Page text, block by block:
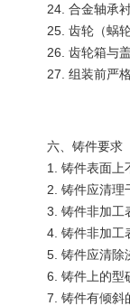
24. 合金轴承
25. 齿轮（蜗
26. 齿轮箱与
27. 组装前严
六、铸件要求
1. 铸件表面上
2. 铸件应清理
3. 铸件非加工
4. 铸件非加工
5. 铸件应清除
6. 铸件上的型
7. 铸件有倾斜